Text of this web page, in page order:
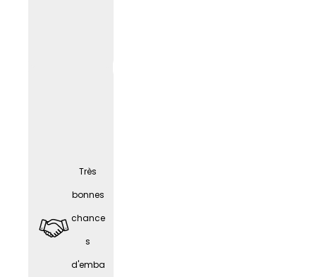
LIFE
domici
le
(selon
l'activit
é) avec
Très
bonnes
chance
s
d'emba